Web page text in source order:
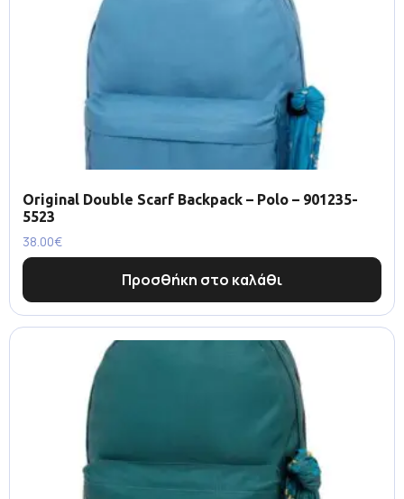
Original Double Scarf Backpack – Polo – 901235-
5523
38.00€
Προσθήκη στο καλάθι